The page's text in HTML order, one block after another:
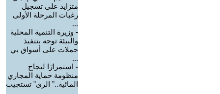
متزايد على تسجيل
رغبات المرحلة الأولى
...
- وزيرة التنمية المحلية
والبيئة توجه بتنفيذ
حملات على أسواق بي
...
- استمرارًا لنجاح
منظومة حماية المجاري
المائية..” الرى” تستجيب